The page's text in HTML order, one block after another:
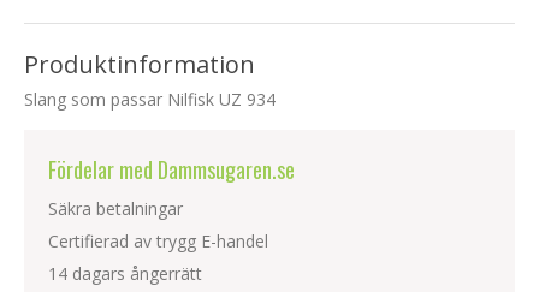
Produktinformation
Slang som passar Nilfisk UZ 934
Fördelar med Dammsugaren.se
Säkra betalningar
Certifierad av trygg E-handel
14 dagars ångerrätt